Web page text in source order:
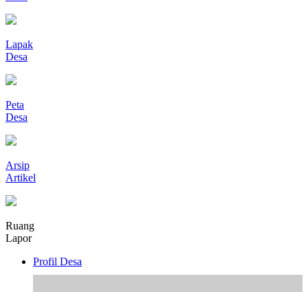
Lapak
Desa
Peta
Desa
Arsip
Artikel
Ruang
Lapor
Profil Desa